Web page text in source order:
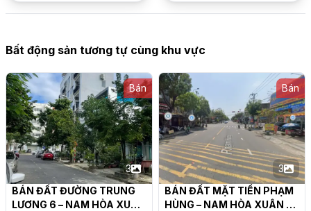
Bất động sản tương tự cùng khu vực
Bán
3
BÁN ĐẤT ĐƯỜNG TRUNG
LƯƠNG 6 – NAM HÒA XUÂN
Bán
3
BÁN ĐẤT MẶT TIỀN PHẠM
HÙNG – NAM HÒA XUÂN |